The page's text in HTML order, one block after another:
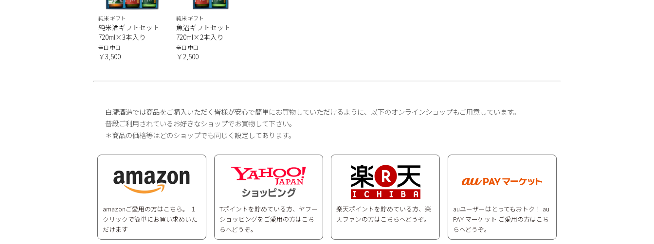
純米 ギフト
純米酒ギフトセット
720ml×3本入り
辛口 中口
￥3,500
純米 ギフト
魚沼ギフトセット
720ml×2本入り
辛口 中口
￥2,500
白瀧酒造では商品をご購入いただく皆様が安心で簡単にお買物していただけるように、以下のオンラインショップもご用意しています。
普段ご利用されているお好きなショップでお買物して下さい。
＊商品の価格等はどのショップでも同じく設定してあります。
amazonご愛用の方はこちら。 １
クリックで簡単にお買い求めいた
だけます
Tポイントを貯めている方、ヤフー
ショッピングをご愛用の方はこち
らへどうぞ。
楽天ポイントを貯めている方、楽
天ファンの方はこちらへどうぞ。
auユーザーはとってもおトク！ au
PAY マーケット ご愛用の方はこち
らへどうぞ。